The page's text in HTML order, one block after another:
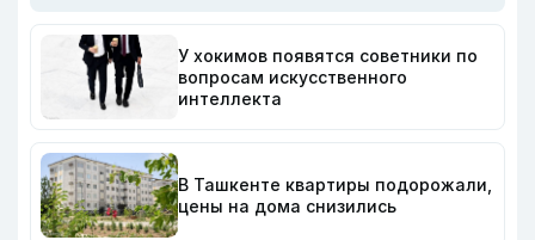
У хокимов появятся советники по
вопросам искусственного
интеллекта
В Ташкенте квартиры подорожали,
цены на дома снизились